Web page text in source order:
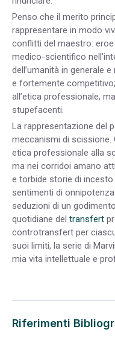
Penso che il merito
rappresentare in modo
conflitti del maestro:
medico-scientifico
dell’umanità in generale
e fortemente
all’etica professionale,
stupefacenti.
La rappresentazione del
meccanismi di scissione.
etica professionale alla
ma nei corridoi amano
e torbide storie di
sentimenti di onnipotenza
seduzioni di un
quotidiane del transfert
controtransfert per
suoi limiti, la serie di
mia vita intellettuale e
Riferimenti